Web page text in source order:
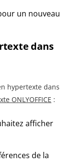
un nouveau
dans
hypertexte dans
ONLYOFFICE :
afficher
de la